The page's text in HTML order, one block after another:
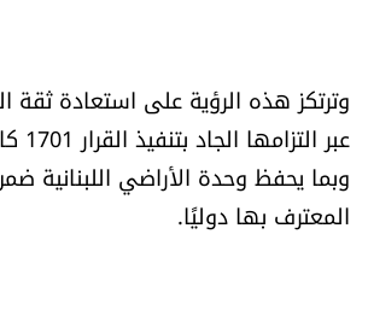
وترتكز هذه الرؤية على استعادة ثقة
وبما يحفظ وحدة الأراضي اللبنانية
المعترف بها دوليًا.